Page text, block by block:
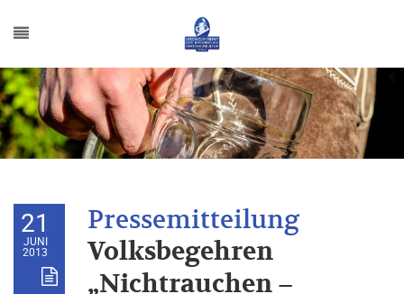
21
JUNI
2013
Volksbegehren
„Nichtrauchen –